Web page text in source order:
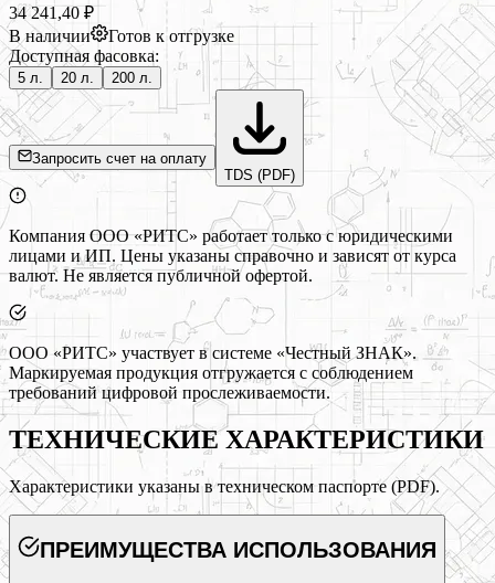
34 241,40 ₽
В наличии
Готов к отгрузке
Доступная фасовка:
5 л. 20 л. 200 л.
Запросить счет на оплату
TDS (PDF)
Компания ООО «РИТС» работает только с юридическими
лицами и ИП. Цены указаны справочно и зависят от курса
валют. Не является публичной офертой.
ООО «РИТС» участвует в системе «Честный ЗНАК».
Маркируемая продукция отгружается с соблюдением
требований цифровой прослеживаемости.
ТЕХНИЧЕСКИЕ ХАРАКТЕРИСТИКИ
Характеристики указаны в техническом паспорте (PDF).
ПРЕИМУЩЕСТВА ИСПОЛЬЗОВАНИЯ